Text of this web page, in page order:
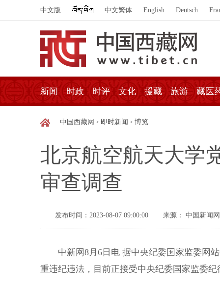
中文版 中文繁体 English Deutsch
新闻 时政 时评 文化 援藏 旅游 藏医
中国西藏网 > 即时新闻 > 博览
北京航空航天大学
审查调查
发布时间：2023-08-07 09:00:00 来源： 中国新闻网
中新网8月6日电 据中央纪委国家监委网站
重违纪违法，目前正接受中央纪委国家监委